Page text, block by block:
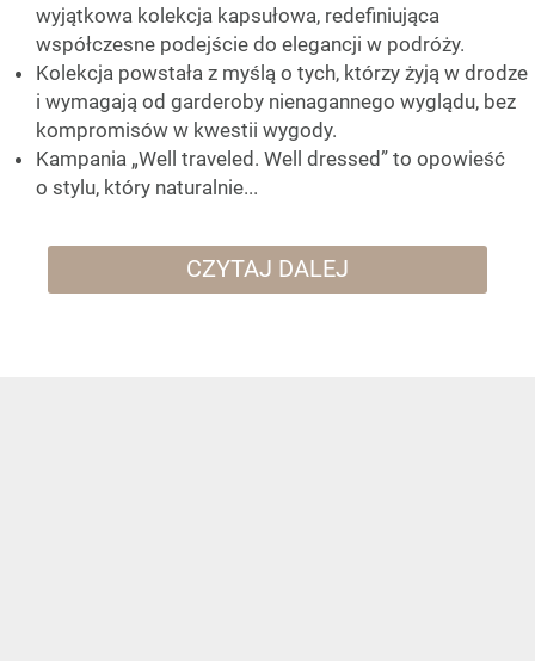
wyjątkowa kolekcja kapsułowa, redefiniująca
współczesne podejście do elegancji w podróży.
Kolekcja powstała z myślą o tych, którzy żyją w drodze
i wymagają od garderoby nienagannego wyglądu, bez
kompromisów w kwestii wygody.
Kampania „Well traveled. Well dressed” to opowieść
o stylu, który naturalnie...
CZYTAJ DALEJ